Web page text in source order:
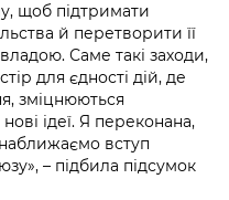
щоб підтримати
й перетворити її
Саме такі заходи,
для єдності дій, де
зміцнюються
ідеї. Я переконана,
вступ
– підбила підсумок